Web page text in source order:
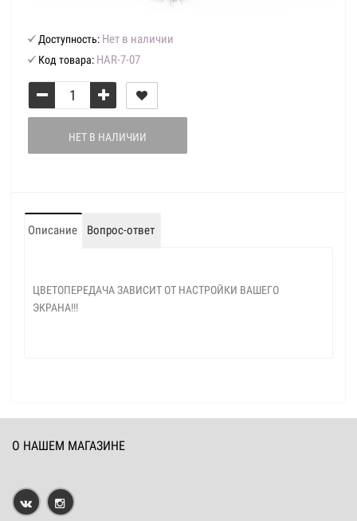
Доступность: Нет в наличии
Код товара: HAR-7-07
НЕТ В НАЛИЧИИ
Описание Вопрос-ответ
ЦВЕТОПЕРЕДАЧА ЗАВИСИТ ОТ НАСТРОЙКИ ВАШЕГО
ЭКРАНА!!!
О НАШЕМ МАГАЗИНЕ